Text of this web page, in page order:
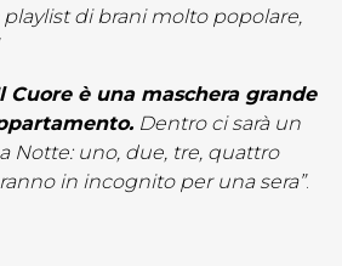
di brani molto popolare,
Cuore è una maschera grande
Dentro ci sarà un
Notte: uno, due, tre, quattro
in incognito per una sera”.